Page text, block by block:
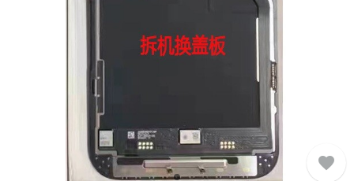
favorite